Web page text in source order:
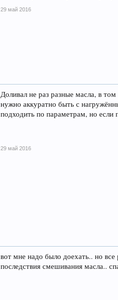
29 май 2016
Доливал не раз разные масла, в
нужно аккуратно быть с
подходить по параметрам, но если
29 май 2016
вот мне надо было доехать.. но все
последствия смешивания масла..